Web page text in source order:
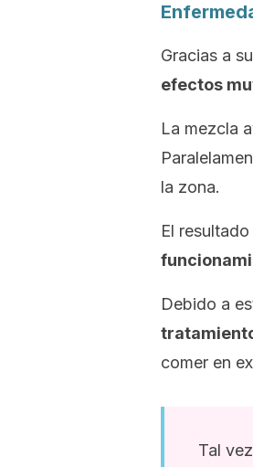
Gracias a
efectos
La mezcla
la zona.
El
Debido a
comer en
Tal